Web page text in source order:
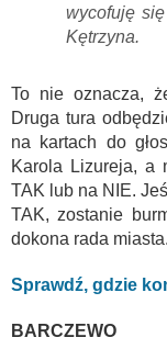
wycofuję
Kętrzyna.
To nie oznacza,
Druga tura
na kartach do
Karola Lizureja, a
TAK lub na NIE.
TAK, zostanie
dokona rada miasta.
Sprawdź, gdzie
BARCZEWO